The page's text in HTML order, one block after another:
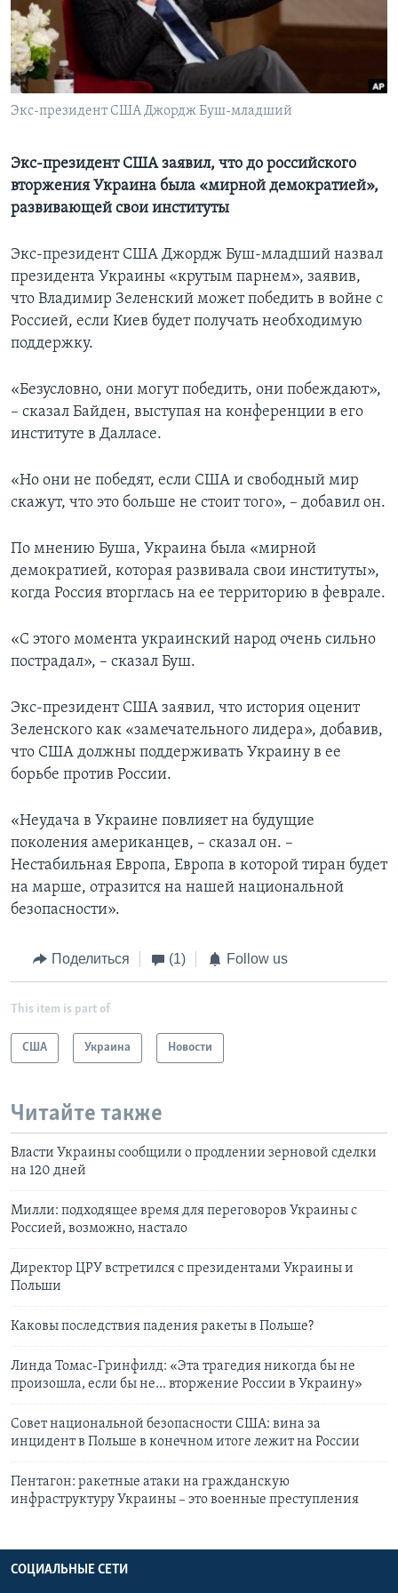
Learning English
СОЦИАЛЬНЫЕ СЕТИ
Языки
Экс-президент США Джордж Буш-младший
Экс-президент США заявил, что до российского
вторжения Украина была «мирной демократией»,
развивающей свои институты
Экс-президент США Джордж Буш-младший назвал
президента Украины «крутым парнем», заявив,
что Владимир Зеленский может победить в войне с
Россией, если Киев будет получать необходимую
поддержку.
«Безусловно, они могут победить, они побеждают»,
– сказал Байден, выступая на конференции в его
институте в Далласе.
«Но они не победят, если США и свободный мир
скажут, что это больше не стоит того», – добавил он.
По мнению Буша, Украина была «мирной
демократией, которая развивала свои институты»,
когда Россия вторглась на ее территорию в феврале.
«С этого момента украинский народ очень сильно
пострадал», – сказал Буш.
Экс-президент США заявил, что история оценит
Зеленского как «замечательного лидера», добавив,
что США должны поддерживать Украину в ее
борьбе против России.
«Неудача в Украине повлияет на будущие
поколения американцев, – сказал он. –
Нестабильная Европа, Европа в которой тиран будет
на марше, отразится на нашей национальной
безопасности».
Поделиться (1) Follow us
This item is part of
США Украина Новости
Читайте также
Власти Украины сообщили о продлении зерновой сделки
на 120 дней
Милли: подходящее время для переговоров Украины с
Россией, возможно, настало
Директор ЦРУ встретился с президентами Украины и
Польши
Каковы последствия падения ракеты в Польше?
Линда Томас-Гринфилд: «Эта трагедия никогда бы не
произошла, если бы не... вторжение России в Украину»
Совет национальной безопасности CША: вина за
инцидент в Польше в конечном итоге лежит на России
Пентагон: ракетные атаки на гражданскую
инфраструктуру Украины – это военные преступления
СОЦИАЛЬНЫЕ СЕТИ